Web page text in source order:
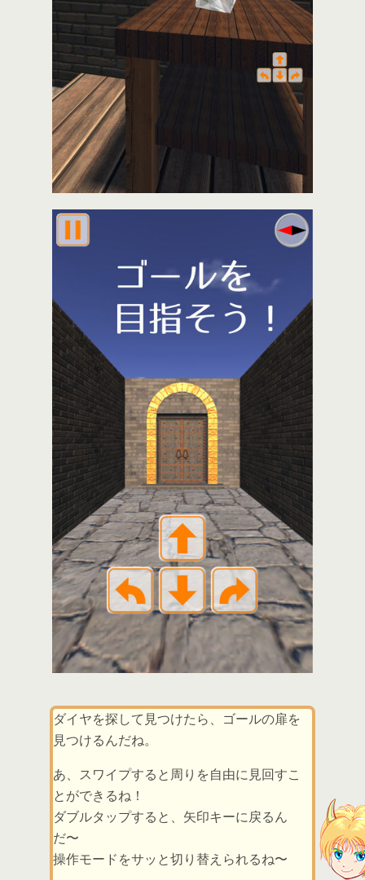
ダイヤを探して見つけたら、ゴールの扉を
見つけるんだね。
あ、スワイプすると周りを自由に見回すこ
とができるね！
ダブルタップすると、矢印キーに戻るん
だ〜
操作モードをサッと切り替えられるね〜